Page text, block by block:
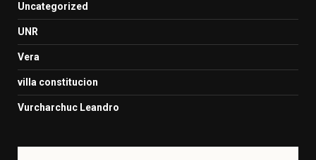
Uncategorized
UNR
Vera
villa constitucion
Vurcharchuc Leandro